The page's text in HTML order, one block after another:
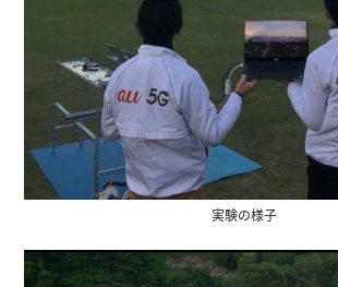
実験の様子